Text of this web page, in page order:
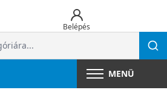
Belépés
MENÜ